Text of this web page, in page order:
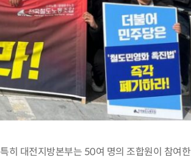
특히 대전지방본부는 50여 명의 조합원이 참여한